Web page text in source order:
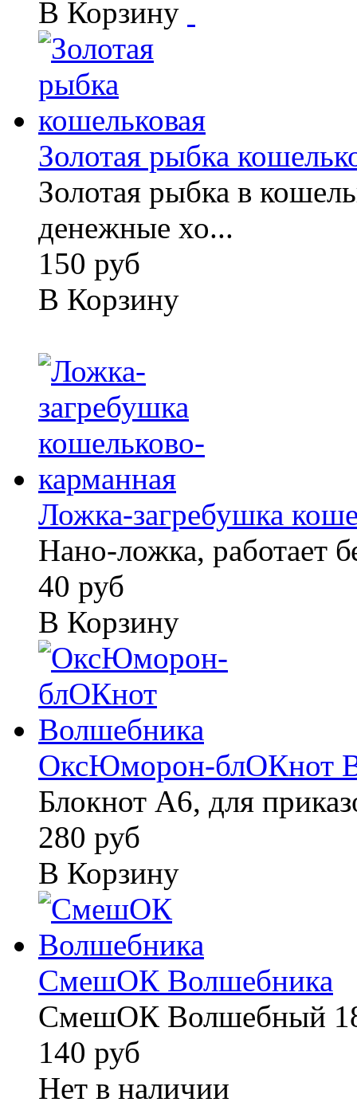
В Корзину
Золотая рыбка
Золотая рыбка в
денежные хо...
150 руб
В Корзину
Ложка-загребушка
Нано-ложка, работает
40 руб
В Корзину
ОксЮморон-блОКнот
Блокнот А6, для
280 руб
В Корзину
СмешОК Волшебника
СмешОК Волшебный
140 руб
Нет в наличии